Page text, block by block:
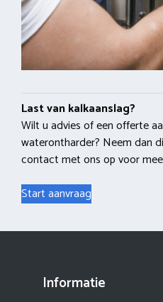
Last van kalkaanslag?
Wilt u advies of een offerte
waterontharder? Neem dan
contact met ons op voor
Start aanvraag
Informatie